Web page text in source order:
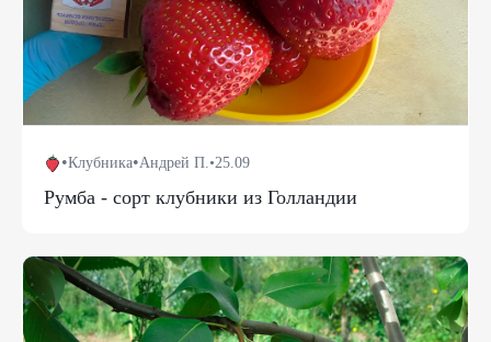
•Клубника•Андрей П.•25.09
Румба - сорт клубники из Голландии